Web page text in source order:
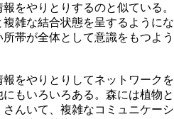
をやりとりするのと似ている。
雑な結合状態を呈するようにな
帯が全体として意識をもつよう
をやりとりしてネットワークを
もいろいろある。森には植物と
んいて、複雑なコミュニケーシ